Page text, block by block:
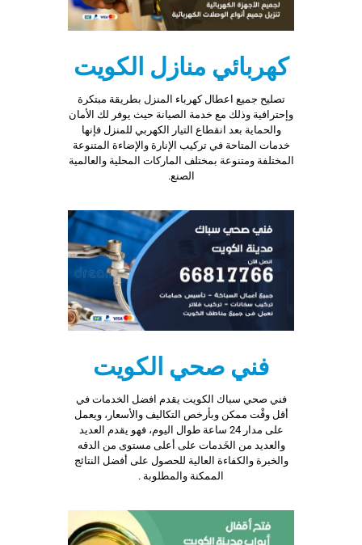
كهربائي منازل الكويت
تصليح جميع اعطال كهرباء المنزل بطريقة مبتكرة
وإحترافية وذلك مع خدمة الصيانة حيث يوفر لك الأمان
والحماية بعد انقطاع التيار الكهربي للمنزل فإنها
خدمات المتاحة في تركيب الإنارة والإضاءة المتنوعة
المختلفة ومتنوعة بمختلف الماركات المحلية والعالمية
الصنع.
فني صحي الكويت
فني صحي سباك الكويت يقدم افضل الخدمات في
أقل وقْت ممكن وبأرخص التكاليف والأسعار، ويعمل
على مدار 24 ساعة طوال اليوم، فهو يقدم العديد
والعديد من الخَدمات على أعلى مستوى من الدقه
والخبرة والكفاءة العالية للحصول على أفضل النتائج
الممكنة والمطلوبة .